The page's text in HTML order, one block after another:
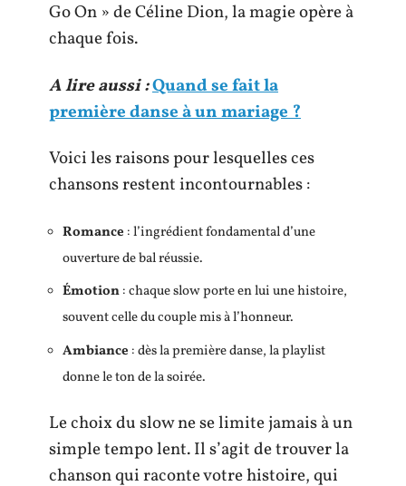
Go On » de Céline Dion, la magie opère à
chaque fois.
A lire aussi :Quand se fait la
première danse à un mariage ?
Voici les raisons pour lesquelles ces
chansons restent incontournables :
Romance : l’ingrédient fondamental d’une
ouverture de bal réussie.
Émotion: chaque slow porte en lui une histoire,
souvent celle du couple mis à l’honneur.
Ambiance : dès la première danse, la playlist
donne le ton de la soirée.
Le choix du slow ne se limite jamais à un
simple tempo lent. Il s’agit de trouver la
chanson qui raconte votre histoire, qui